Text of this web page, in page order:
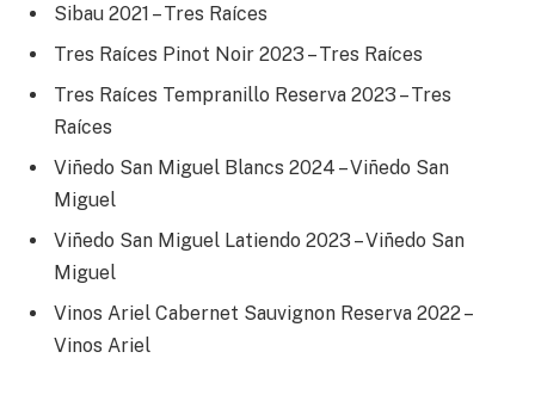
Sibau 2021 – Tres Raíces
Tres Raíces Pinot Noir 2023 – Tres Raíces
Tres Raíces Tempranillo Reserva 2023 – Tres
Raíces
Viñedo San Miguel Blancs 2024 – Viñedo San
Miguel
Viñedo San Miguel Latiendo 2023 – Viñedo San
Miguel
Vinos Ariel Cabernet Sauvignon Reserva 2022 –
Vinos Ariel